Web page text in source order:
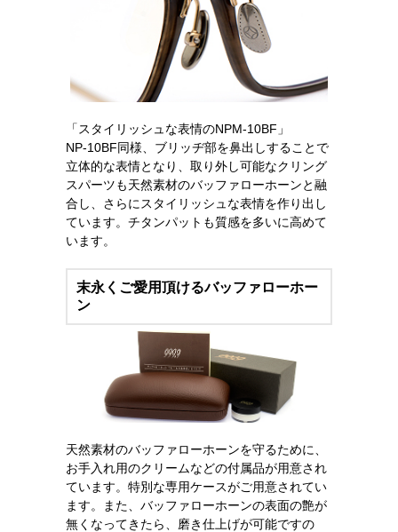
「スタイリッシュな表情のNPM-10BF」
NP-10BF同様、ブリッヂ部を鼻出しすることで
立体的な表情となり、取り外し可能なクリング
スパーツも天然素材のバッファローホーンと融
合し、さらにスタイリッシュな表情を作り出し
ています。チタンパットも質感を多いに高めて
います。
末永くご愛用頂けるバッファローホー
ン
天然素材のバッファローホーンを守るために、
お手入れ用のクリームなどの付属品が用意され
ています。特別な専用ケースがご用意されてい
ます。また、バッファローホーンの表面の艶が
無くなってきたら、磨き仕上げが可能ですの